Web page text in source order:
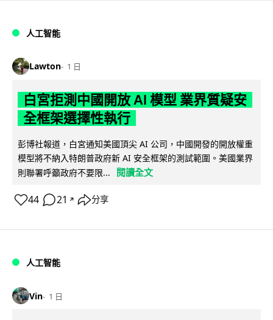
人工智能
Lawton 1 日
白宮拒測中國開放 AI 模型 業界質疑安
全框架選擇性執行
彭博社報道，白宮通知美國頂尖 AI 公司，中國開發的開放權重
模型將不納入特朗普政府新 AI 安全框架的測試範圍。美國業界
則聯署呼籲政府不要限...
閱讀全文
44 21 ↗ 分享
人工智能
Vin 1 日